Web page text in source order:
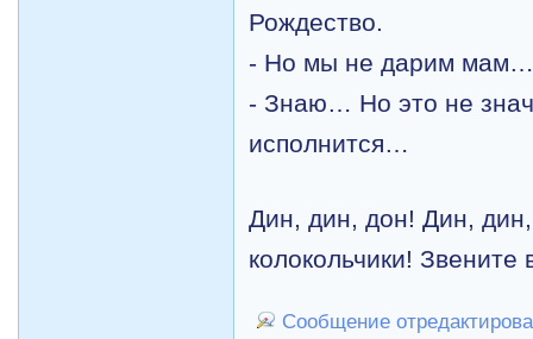
Рождество.
- Но мы не дарим
- Знаю… Но это не
исполнится…
Дин, дин, дон! Дин,
колокольчики! Звените
Сообщение